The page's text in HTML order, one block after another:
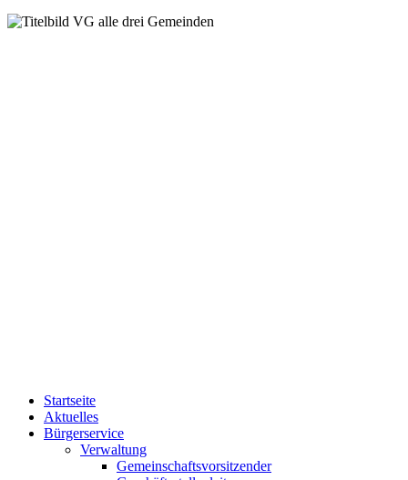
Startseite
Aktuelles
Bürgerservice
Verwaltung
Gemeinschaftsvorsitzender